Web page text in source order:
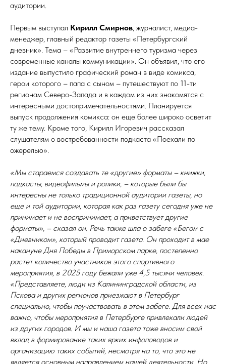
аудитории.
Первым выступал Кирилл Смирнов, журналист, медиа-
менеджер, главный редактор газеты «Петербургский
дневник». Тема – «Развитие внутреннего туризма через
современные каналы коммуникации». Он объявил, что его
издание выпустило графический роман в виде комикса,
герои которого – папа с сыном – путешествуют по 11-ти
регионам Северо-Запада и в каждом из них знакомятся с
интересными достопримечательностями. Планируется
выпуск продолжения комикса: он еще более широко осветит
ту же тему. Кроме того, Кирилл Игоревич рассказал
слушателям о востребованности подкаста «Поехали по
ожерелью».
«Мы стараемся создавать те «другие» форматы – книжки,
подкасты, видеофильмы и ролики, – которые были бы
интересны не только традиционной аудитории газеты, но
еще и той аудитории, которая как раз газету сегодня уже не
принимает и не воспринимает, а приветствует другие
форматы», – сказал он. Речь также шла о забеге «Бегом с
«Дневником», который проводит газета. Он проходит в мае
накануне Дня Победы в Приморском парке, постепенно
растет количество участников этого спортивного
мероприятия, в 2025 году бежали уже 4,5 тысячи человек.
«Представляете, люди из Калининградской области, из
Пскова и других регионов приезжают в Петербург
специально, чтобы поучаствовать в этом забеге. Для всех нас
важно, чтобы мероприятия в Петербурге привлекали людей
из других городов. И мы и наша газета тоже вносим свой
вклад в формирование таких ярких инфоповодов и
организацию таких событий, несмотря на то, что это не
является основным направлением нашей деятельности. Но